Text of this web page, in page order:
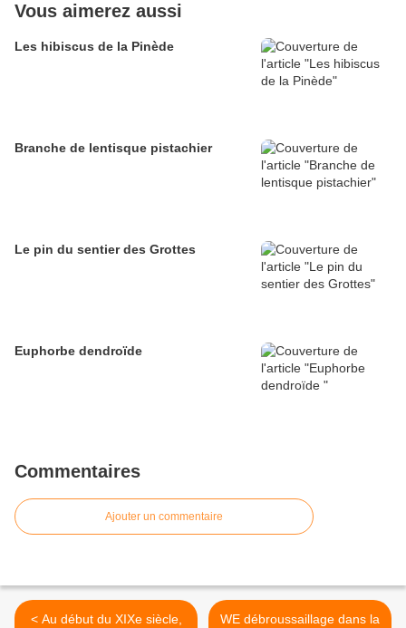
Vous aimerez aussi
Les hibiscus de la Pinède
Branche de lentisque pistachier
Le pin du sentier des Grottes
Euphorbe dendroïde
Commentaires
Ajouter un commentaire
< Au début du XIXe siècle,
WE débroussaillage dans la